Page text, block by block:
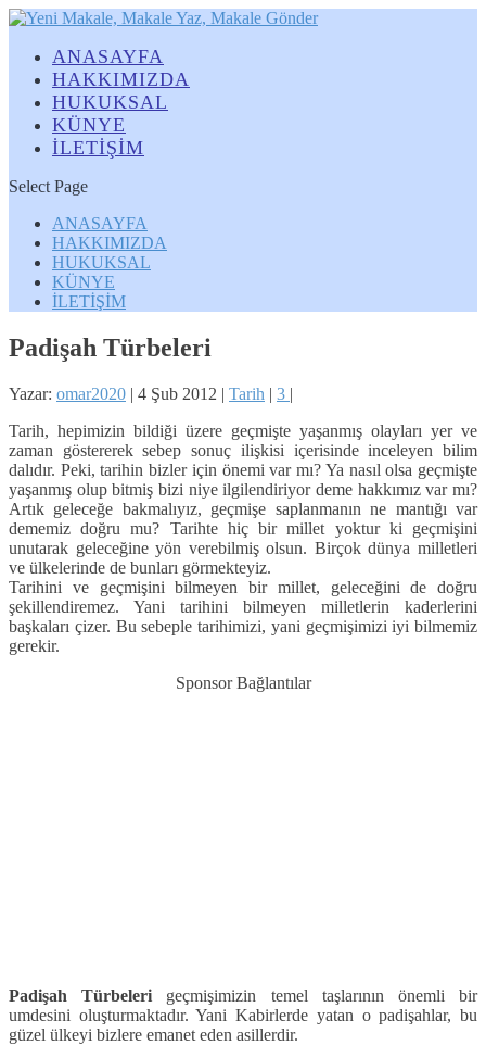
ANASAYFA
HAKKIMIZDA
HUKUKSAL
KÜNYE
İLETİŞİM
Select Page
ANASAYFA
HAKKIMIZDA
HUKUKSAL
KÜNYE
İLETİŞİM
Padişah Türbeleri
Yazar: omar2020 | 4 Şub 2012 | Tarih | 3 |
Tarih, hepimizin bildiği üzere geçmişte yaşanmış olayları yer ve
zaman göstererek sebep sonuç ilişkisi içerisinde inceleyen bilim
dalıdır. Peki, tarihin bizler için önemi var mı? Ya nasıl olsa geçmişte
yaşanmış olup bitmiş bizi niye ilgilendiriyor deme hakkımız var mı?
Artık geleceğe bakmalıyız, geçmişe saplanmanın ne mantığı var
dememiz doğru mu? Tarihte hiç bir millet yoktur ki geçmişini
unutarak geleceğine yön verebilmiş olsun. Birçok dünya milletleri
ve ülkelerinde de bunları görmekteyiz.
Tarihini ve geçmişini bilmeyen bir millet, geleceğini de doğru
şekillendiremez. Yani tarihini bilmeyen milletlerin kaderlerini
başkaları çizer. Bu sebeple tarihimizi, yani geçmişimizi iyi bilmemiz
gerekir.
Sponsor Bağlantılar
Padişah Türbeleri geçmişimizin temel taşlarının önemli bir
umdesini oluşturmaktadır. Yani Kabirlerde yatan o padişahlar, bu
güzel ülkeyi bizlere emanet eden asillerdir.